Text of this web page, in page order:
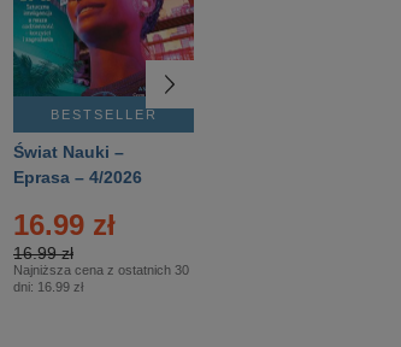
BESTSELLER
Świat Nauki –
Eprasa – 4/2026
16.99 zł
16.99 zł
Najniższa cena z ostatnich 30
dni: 16.99 zł